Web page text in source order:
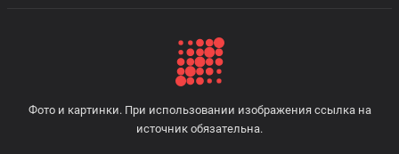
Фото и картинки. При использовании изображения ссылка на
источник обязательна.